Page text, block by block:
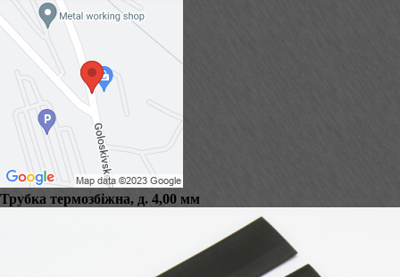
Трубка термозбіжна, д. 4,00 мм